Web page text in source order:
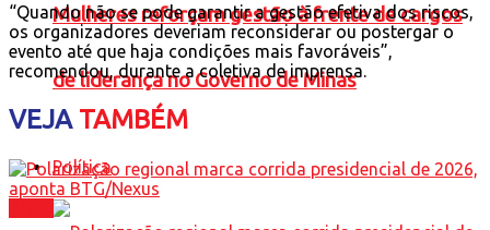
Mulheres reforçam gestão à frente de cargos
de liderança no Governo de Minas
Política
“Quando não se pode garantir a gestão efetiva dos riscos,
os organizadores deveriam reconsiderar ou postergar o
evento até que haja condições mais favoráveis”,
recomendou, durante a coletiva de imprensa.
VEJATAMBÉM